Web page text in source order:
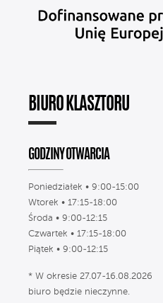
BIURO KLASZTORU
GODZINY OTWARCIA
Poniedziałek • 9:00-15:00
Wtorek • 17:15-18:00
Środa • 9:00-12:15
Czwartek • 17:15-18:00
Piątek • 9:00-12:15
* W okresie 27.07-16.08.2026
biuro będzie nieczynne.